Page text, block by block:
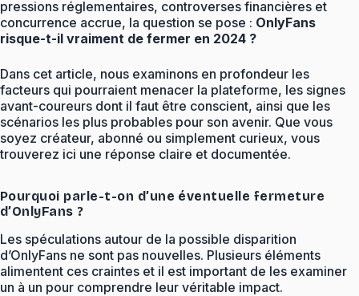
pressions réglementaires, controverses financières et
concurrence accrue, la question se pose : OnlyFans
risque-t-il vraiment de fermer en 2024 ?
Dans cet article, nous examinons en profondeur les
facteurs qui pourraient menacer la plateforme, les signes
avant-coureurs dont il faut être conscient, ainsi que les
scénarios les plus probables pour son avenir. Que vous
soyez créateur, abonné ou simplement curieux, vous
trouverez ici une réponse claire et documentée.
Pourquoi parle-t-on d’une éventuelle fermeture
d’OnlyFans ?
Les spéculations autour de la possible disparition
d’OnlyFans ne sont pas nouvelles. Plusieurs éléments
alimentent ces craintes et il est important de les examiner
un à un pour comprendre leur véritable impact.